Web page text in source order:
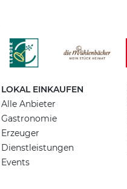
LOKAL EINKAUFEN
Alle Anbieter
Gastronomie
Erzeuger
Dienstleistungen
Events